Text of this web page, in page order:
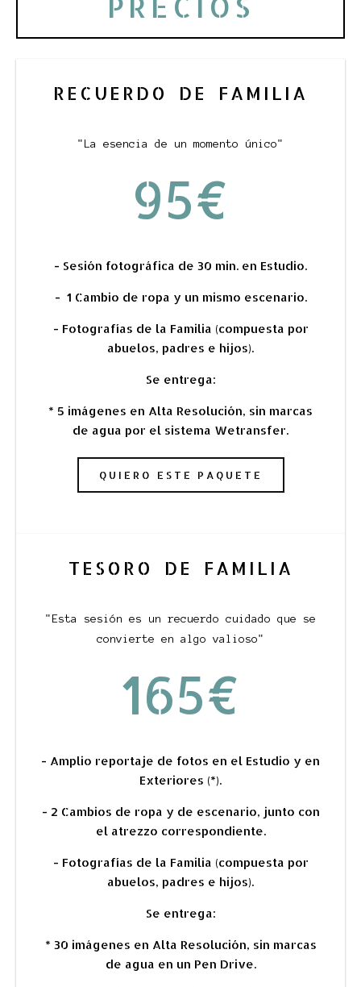
RECUERDO DE FAMILIA
"La esencia de un momento único"
95€
- Sesión fotográfica de 30 min. en Estudio.
- 1 Cambio de ropa y un mismo escenario.
- Fotografías de la Familia (compuesta por
abuelos, padres e hijos).
Se entrega:
* 5 imágenes en Alta Resolución, sin marcas
de agua por el sistema Wetransfer.
QUIERO ESTE PAQUETE
TESORO DE FAMILIA
"Esta sesión es un recuerdo cuidado que se
convierte en algo valioso"
165€
- Amplio reportaje de fotos en el Estudio y en
Exteriores (*).
- 2 Cambios de ropa y de escenario, junto con
el atrezzo correspondiente.
- Fotografías de la Familia (compuesta por
abuelos, padres e hijos).
Se entrega:
* 30 imágenes en Alta Resolución, sin marcas
de agua en un Pen Drive.